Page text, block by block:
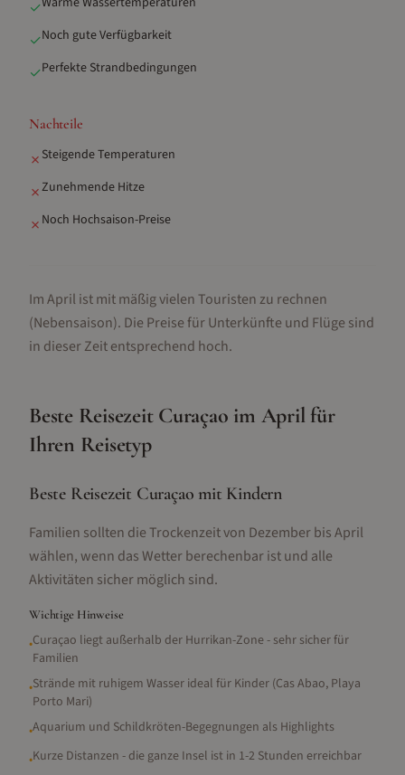
✓
✓Noch gute Verfügbarkeit
✓Perfekte Strandbedingungen
Nachteile
✗ Steigende Temperaturen
✗Zunehmende Hitze
✗ Noch Hochsaison-Preise
Im April ist mit mäßig vielen Touristen zu rechnen
(Nebensaison). Die Preise für Unterkünfte und Flüge sind
in dieser Zeit entsprechend hoch.
Beste Reisezeit Curaçao im Aprilfür
Ihren Reisetyp
Beste Reisezeit Curaçao mit Kindern
Familien sollten die Trockenzeit von Dezember bis April
wählen, wenn das Wetter berechenbar ist und alle
Aktivitäten sicher möglich sind.
Wichtige Hinweise
•Curaçao liegt außerhalb der Hurrikan-Zone - sehr sicher für
Familien
•Strände mit ruhigem Wasser ideal für Kinder (Cas Abao, Playa
Porto Mari)
•Aquarium und Schildkröten-Begegnungen als Highlights
•Kurze Distanzen - die ganze Insel ist in 1-2 Stunden erreichbar